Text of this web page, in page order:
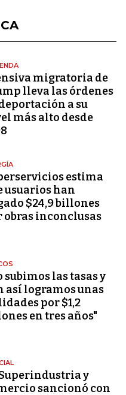
migratoria de
lleva las órdenes
a su
más alto desde
estima
usuarios han
$24,9 billones
obras inconclusas
subimos las tasas y
así logramos unas
por $1,2
en tres años"
y
sancionó con